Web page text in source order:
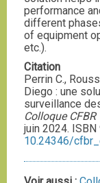
performance
different
of equipment
etc.).
Citation
Perrin C.,
Diego : une
surveillance
Colloque
juin 2024.
10.24346/